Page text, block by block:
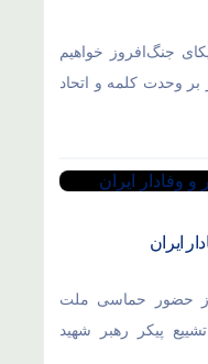
جنگ‌افروز خواهیم
وحدت کلمه و اتحاد
ایران
از حضور حماسی ملت
پیکر رهبر شهید